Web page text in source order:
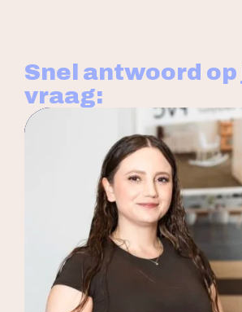
Snel antwoord op
vraag: